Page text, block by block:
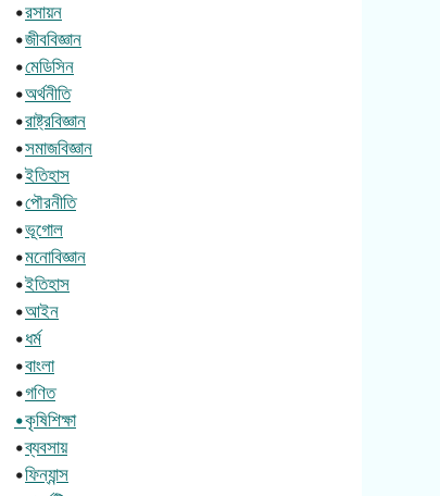
•রসায়ন
•জীববিজ্ঞান
•মেডিসিন
•অর্থনীতি
•রাষ্ট্রবিজ্ঞান
•সমাজবিজ্ঞান
•ইতিহাস
•পৌরনীতি
•ভূগোল
•মনোবিজ্ঞান
•ইতিহাস
•আইন
•ধর্ম
•বাংলা
•গণিত
•কৃষিশিক্ষা
•ব্যবসায়
•ফিন্যান্স